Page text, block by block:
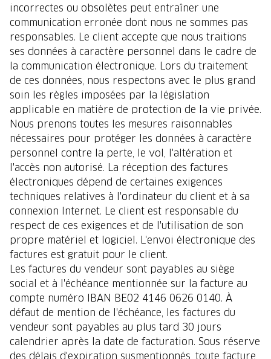
incorrectes ou obsolètes peut entraîner une
communication erronée dont nous ne sommes pas
responsables. Le client accepte que nous traitions
ses données à caractère personnel dans le cadre de
la communication électronique. Lors du traitement
de ces données, nous respectons avec le plus grand
soin les règles imposées par la législation
applicable en matière de protection de la vie privée.
Nous prenons toutes les mesures raisonnables
nécessaires pour protéger les données à caractère
personnel contre la perte, le vol, l'altération et
l'accès non autorisé. La réception des factures
électroniques dépend de certaines exigences
techniques relatives à l'ordinateur du client et à sa
connexion Internet. Le client est responsable du
respect de ces exigences et de l'utilisation de son
propre matériel et logiciel. L'envoi électronique des
factures est gratuit pour le client.
Les factures du vendeur sont payables au siège
social et à l'échéance mentionnée sur la facture au
compte numéro IBAN BE02 4146 0626 0140. À
défaut de mention de l'échéance, les factures du
vendeur sont payables au plus tard 30 jours
calendrier après la date de facturation. Sous réserve
des délais d'expiration susmentionnés, toute facture